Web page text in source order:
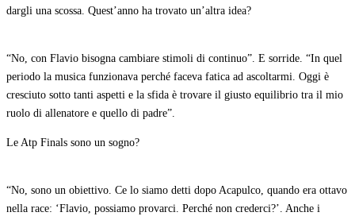
dargli una scossa. Quest’anno ha trovato un’altra idea?
“No, con Flavio bisogna cambiare stimoli di continuo”. E sorride. “In quel
periodo la musica funzionava perché faceva fatica ad ascoltarmi. Oggi è
cresciuto sotto tanti aspetti e la sfida è trovare il giusto equilibrio tra il mio
ruolo di allenatore e quello di padre”.
Le Atp Finals sono un sogno?
“No, sono un obiettivo. Ce lo siamo detti dopo Acapulco, quando era ottavo
nella race: ‘Flavio, possiamo provarci. Perché non crederci?’. Anche i